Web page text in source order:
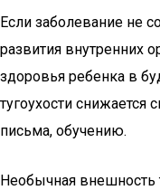
Если заболевание не
развития внутренних
здоровья ребенка в
тугоухости снижается
письма, обучению.
Необычная